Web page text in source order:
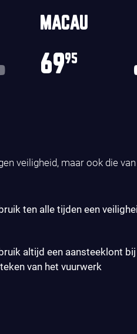
MACAU
6995
veiligheid, maar ook die
ten alle tijden een
altijd een aansteeklont
van het vuurwerk